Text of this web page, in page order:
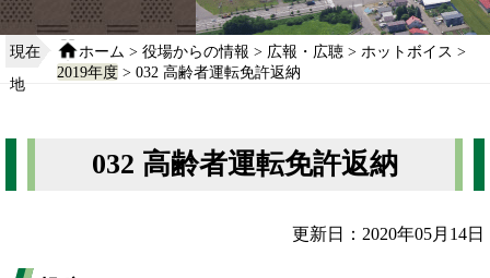
現在
地
ホーム >役場からの情報 > 広報・広聴 > ホットボイス >
2019年度 > 032 高齢者運転免許返納
032 高齢者運転免許返納
更新日：2020年05月14日